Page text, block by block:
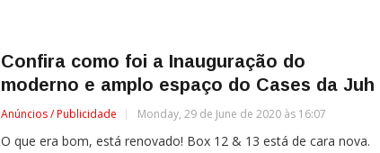
Confira como foi a Inauguração do
moderno e amplo espaço do Cases da Juh
Anúncios / Publicidade Monday, 29 de June de 2020 às 16:07
O que era bom, está renovado! Box 12 & 13 está de cara nova.